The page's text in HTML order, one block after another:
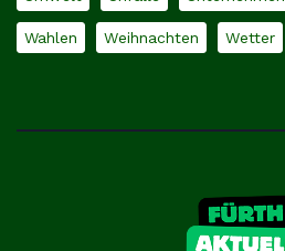
Wahlen Weihnachten Wetter